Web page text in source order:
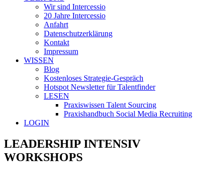
Wir sind Intercessio
20 Jahre Intercessio
Anfahrt
Datenschutzerklärung
Kontakt
Impressum
WISSEN
Blog
Kostenloses Strategie-Gespräch
Hotspot Newsletter für Talentfinder
LESEN
Praxiswissen Talent Sourcing
Praxishandbuch Social Media Recruiting
LOGIN
LEADERSHIP INTENSIV
WORKSHOPS